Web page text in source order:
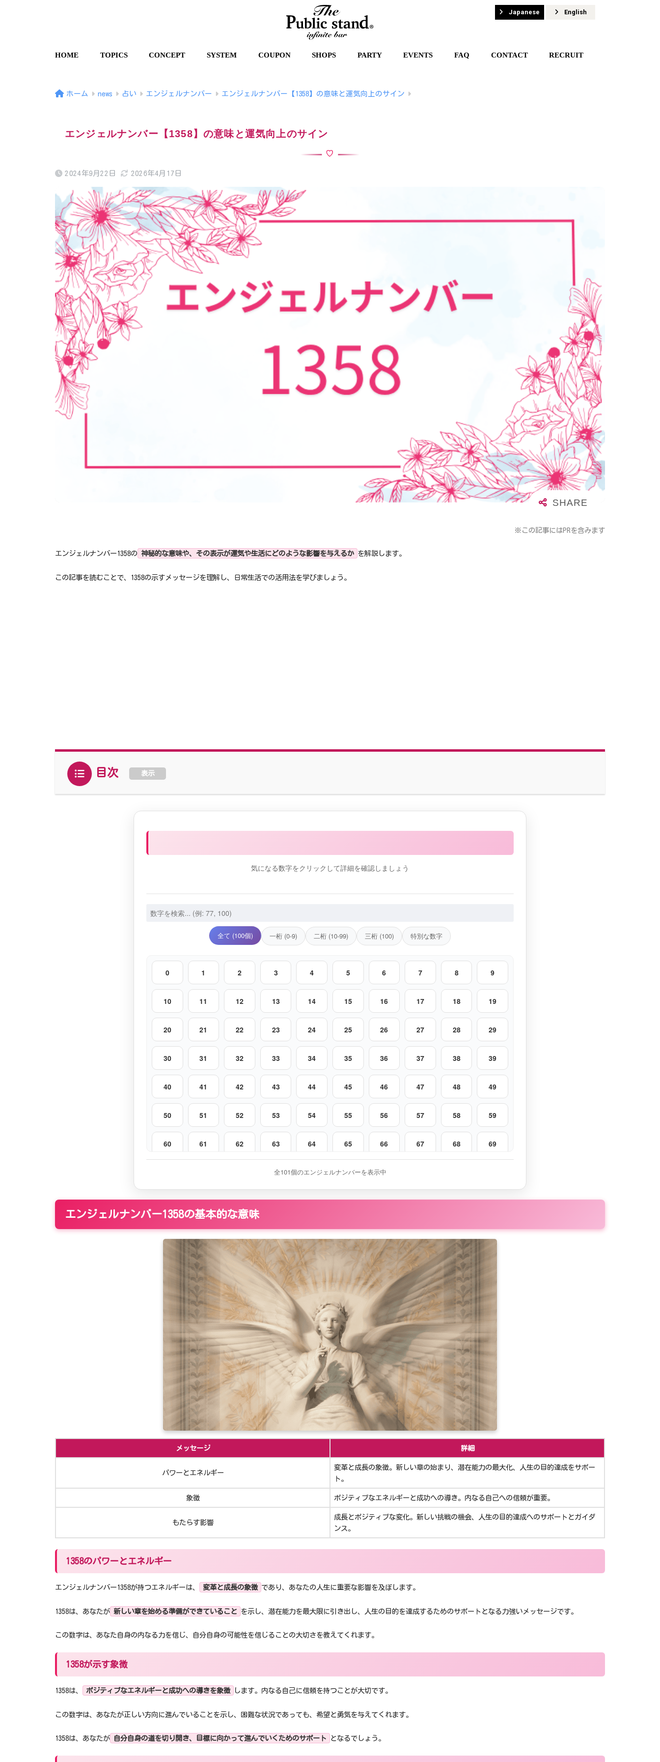
Japanese English
HOME TOPICS CONCEPT SYSTEM COUPON SHOPS PARTY EVENTS FAQ CONTACT RECRUIT
ホーム news 占い エンジェルナンバー エンジェルナンバー【1358】の意味と運気向上のサイン
エンジェルナンバー【1358】の意味と運気向上のサイン
2024年9月22日 2026年4月17日
※この記事にはPRを含みます
エンジェルナンバー1358の 神秘的な意味や、その表示が運気や生活にどのような影響を与えるか を解説します。
この記事を読むことで、1358の示すメッセージを理解し、日常生活での活用法を学びましょう。
目次 表示
気になる数字をクリックして詳細を確認しましょう
全て (100個) 一桁 (0-9) 二桁 (10-99) 三桁 (100) 特別な数字
0 1 2 3 4 5 6 7 8 9
10 11 12 13 14 15 16 17 18 19
20 21 22 23 24 25 26 27 28 29
30 31 32 33 34 35 36 37 38 39
40 41 42 43 44 45 46 47 48 49
50 51 52 53 54 55 56 57 58 59
60 61 62 63 64 65 66 67 68 69
73 74 75 76
80 81 82 83 84 85 86 87 88 89
90 91 92 93 94 95 96 97 98 99
100
全101個のエンジェルナンバーを表示中
エンジェルナンバー1358の基本的な意味
メッセージ 詳細
パワーとエネルギー
変革と成長の象徴。新しい章の始まり、潜在能力の最大化、人生の目的達成をサポー
ト。
象徴 ポジティブなエネルギーと成功への導き。内なる自己への信頼が重要。
もたらす影響
成長とポジティブな変化。新しい挑戦の機会、人生の目的達成へのサポートとガイダ
ンス。
1358のパワーとエネルギー
エンジェルナンバー1358が持つエネルギーは、 変革と成長の象徴 であり、あなたの人生に重要な影響を及ぼします。
1358は、あなたが 新しい章を始める準備ができていること を示し、潜在能力を最大限に引き出し、人生の目的を達成するためのサポートとなる力強いメッセージです。
この数字は、あなた自身の内なる力を信じ、自分自身の可能性を信じることの大切さを教えてくれます。
1358が示す象徴
1358は、 ポジティブなエネルギーと成功への導きを象徴 します。内なる自己に信頼を持つことが大切です。
この数字は、あなたが正しい方向に進んでいることを示し、困難な状況であっても、希望と勇気を与えてくれます。
1358は、あなたが 自分自身の道を切り開き、目標に向かって進んでいくためのサポート となるでしょう。